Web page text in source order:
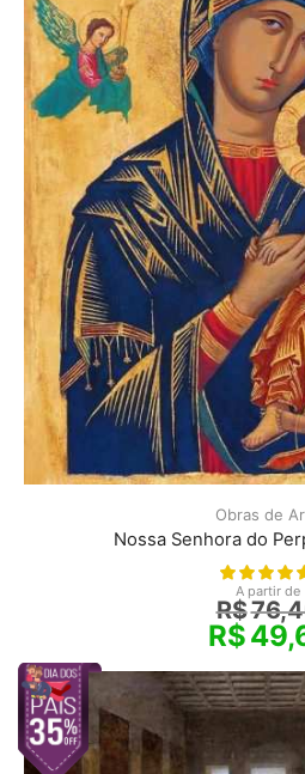
Obras de
Nossa Senhora do
A partir de
R$
R$